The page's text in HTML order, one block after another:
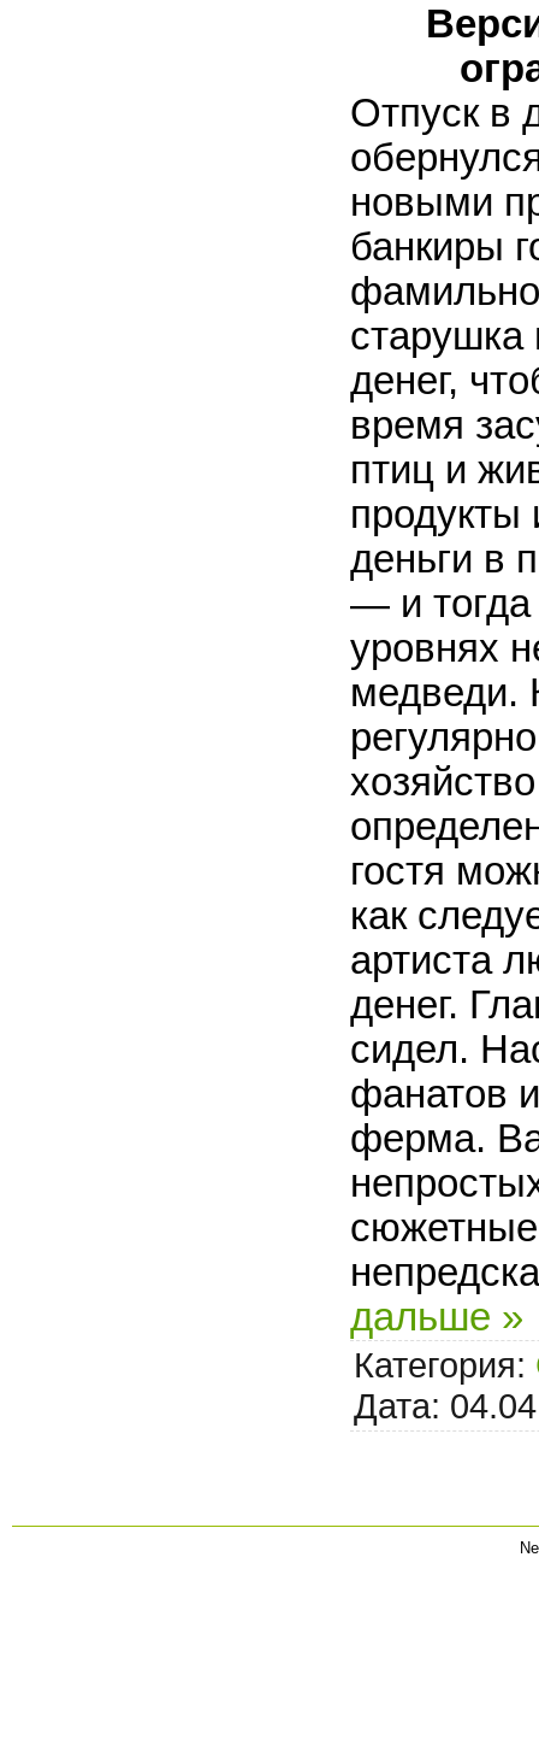
Отпуск в
новыми
банкиры
старушка
денег,
время
птиц и
продукты
деньги в
— и
уровнях
медведи.
гостя
как
артиста
денег.
сидел.
фанатов
ферма.
дальше »
Категория:
Дата: